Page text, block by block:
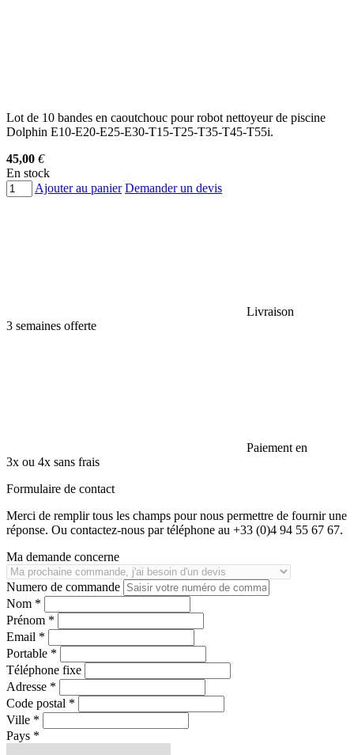
Lot de 10 bandes en caoutchouc pour robot nettoyeur de piscine
Dolphin E10-E20-E25-E30-T15-T25-T35-T45-T55i.
45,00 €
En stock
Ajouter au panier Demander un devis
Livraison
3 semaines offerte
Paiement en
3x ou 4x sans frais
Formulaire de contact
Merci de remplir tous les champs pour nous permettre de fournir une
réponse. Ou contactez-nous par téléphone au +33 (0)4 94 55 67 67.
Ma demande concerne
Numero de commande
Nom *
Prénom *
Email *
Portable *
Téléphone fixe
Adresse *
Code postal *
Ville *
Pays *